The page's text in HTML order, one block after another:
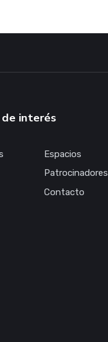
de interés
Espacios
Patrocinadores
Contacto